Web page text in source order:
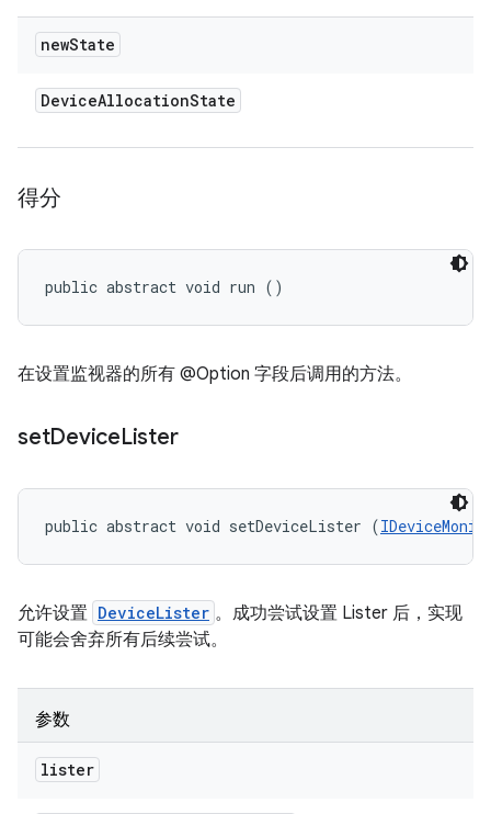
newState
DeviceAllocationState
得分
public abstract void run ()
在设置监视器的所有 @Option 字段后调用的方法。
setDeviceLister
public abstract void setDeviceLister (
允许设置 DeviceLister 。成功尝试设置 Lister 后，实现
可能会舍弃所有后续尝试。
参数
lister